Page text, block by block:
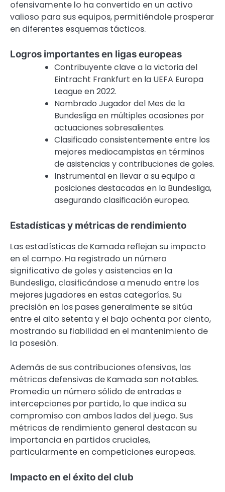
ofensivamente lo ha convertido en un activo
valioso para sus equipos, permitiéndole prosperar
en diferentes esquemas tácticos.
Logros importantes en ligas europeas
Contribuyente clave a la victoria del
Eintracht Frankfurt en la UEFA Europa
League en 2022.
Nombrado Jugador del Mes de la
Bundesliga en múltiples ocasiones por
actuaciones sobresalientes.
Clasificado consistentemente entre los
mejores mediocampistas en términos
de asistencias y contribuciones de goles.
Instrumental en llevar a su equipo a
posiciones destacadas en la Bundesliga,
asegurando clasificación europea.
Estadísticas y métricas de rendimiento
Las estadísticas de Kamada reflejan su impacto
en el campo. Ha registrado un número
significativo de goles y asistencias en la
Bundesliga, clasificándose a menudo entre los
mejores jugadores en estas categorías. Su
precisión en los pases generalmente se sitúa
entre el alto setenta y el bajo ochenta por ciento,
mostrando su fiabilidad en el mantenimiento de
la posesión.
Además de sus contribuciones ofensivas, las
métricas defensivas de Kamada son notables.
Promedia un número sólido de entradas e
intercepciones por partido, lo que indica su
compromiso con ambos lados del juego. Sus
métricas de rendimiento general destacan su
importancia en partidos cruciales,
particularmente en competiciones europeas.
Impacto en el éxito del club